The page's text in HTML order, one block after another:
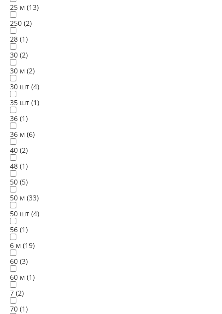
25 м (13)
250 (2)
28 (1)
30 (2)
30 м (2)
30 шт (4)
35 шт (1)
36 (1)
36 м (6)
40 (2)
48 (1)
50 (5)
50 м (33)
50 шт (4)
56 (1)
6 м (19)
60 (3)
60 м (1)
7 (2)
70 (1)